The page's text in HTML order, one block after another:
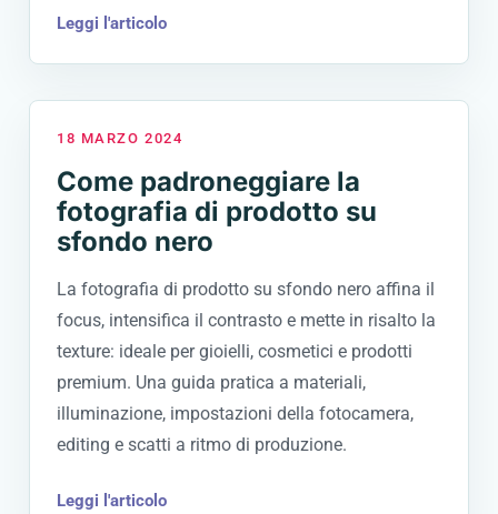
Leggi l'articolo
18 MARZO 2024
Come padroneggiare la
fotografia di prodotto su
sfondo nero
La fotografia di prodotto su sfondo nero affina il
focus, intensifica il contrasto e mette in risalto la
texture: ideale per gioielli, cosmetici e prodotti
premium. Una guida pratica a materiali,
illuminazione, impostazioni della fotocamera,
editing e scatti a ritmo di produzione.
Leggi l'articolo